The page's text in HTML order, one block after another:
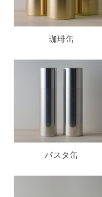
珈琲缶
パスタ缶